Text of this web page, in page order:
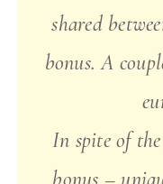
shared
bonus. A
In spite of